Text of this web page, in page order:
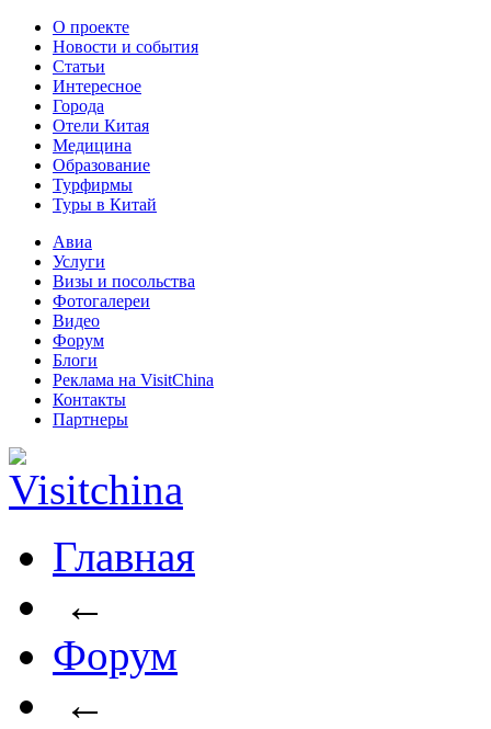
О проекте
Новости и события
Статьи
Интересное
Города
Отели Китая
Медицина
Образование
Турфирмы
Туры в Китай
Авиа
Услуги
Визы и посольства
Фотогалереи
Видео
Форум
Блоги
Реклама на VisitChina
Контакты
Партнеры
Главная
←
Форум
←